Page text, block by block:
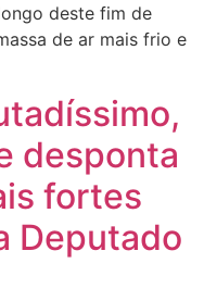
deste fim de
de ar mais frio e
desponta
fortes
Deputado